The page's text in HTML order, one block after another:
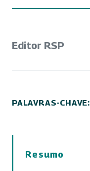
Editor RSP
PALAVRAS-CHAVE:
Resumo